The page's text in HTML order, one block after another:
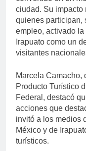
ciudad. Su impacto
quienes participan,
empleo, activado
Irapuato como un
visitantes
Marcela Camacho,
Producto Turístico
Federal, destacó
acciones que
invitó a los medios
México y de
turísticos.